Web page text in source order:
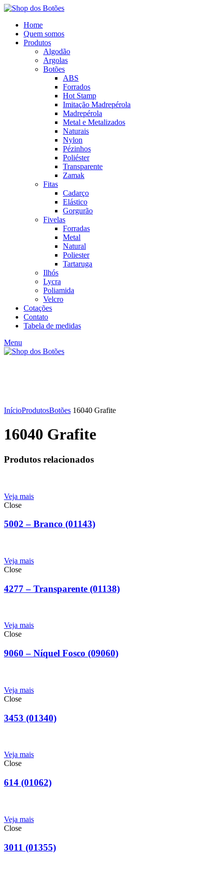
Home
Quem somos
Produtos
Algodão
Argolas
Botões
ABS
Forrados
Hot Stamp
Imitação Madrepérola
Madrepérola
Metal e Metalizados
Naturais
Nylon
Pézinhos
Poliéster
Transparente
Zamak
Fitas
Cadarço
Elástico
Gorgurão
Fivelas
Forradas
Metal
Natural
Poliester
Tartaruga
Ilhós
Lycra
Poliamida
Velcro
Cotações
Contato
Tabela de medidas
Menu
InícioProdutosBotões 16040 Grafite
16040 Grafite
Produtos relacionados
Veja mais
Close
5002 – Branco (01143)
Veja mais
Close
4277 – Transparente (01138)
Veja mais
Close
9060 – Níquel Fosco (09060)
Veja mais
Close
3453 (01340)
Veja mais
Close
614 (01062)
Veja mais
Close
3011 (01355)